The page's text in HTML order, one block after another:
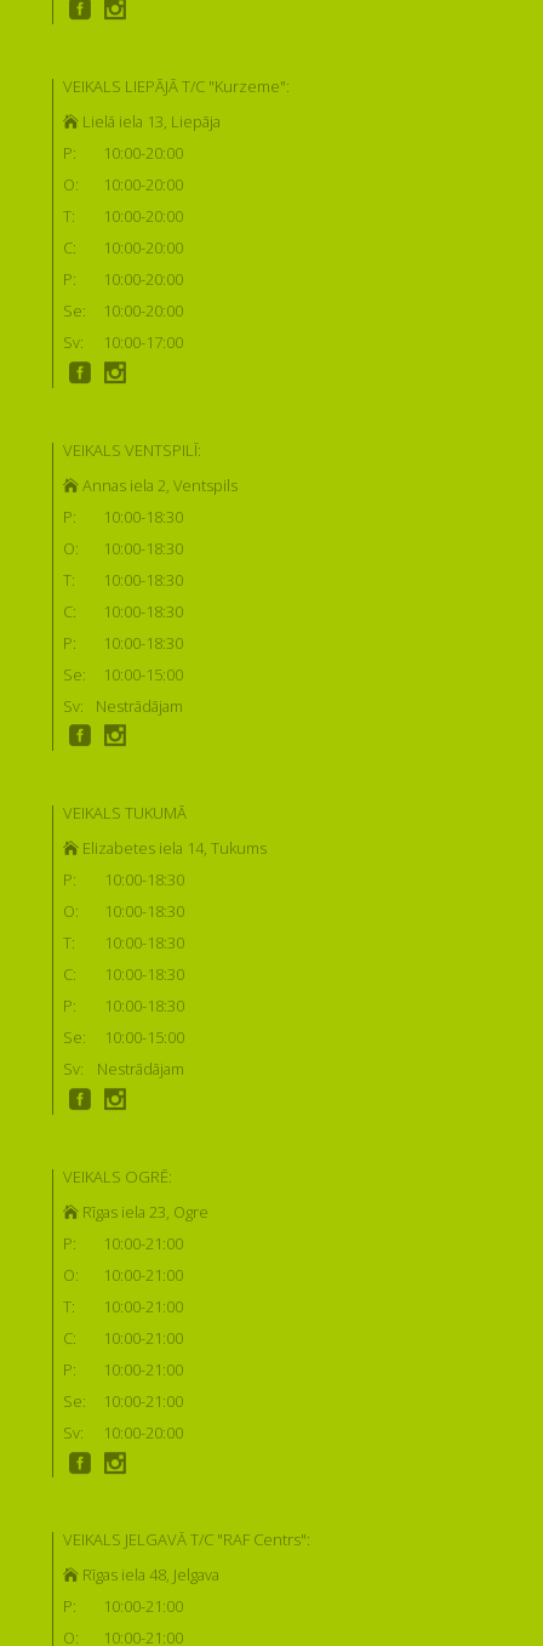
VEIKALS LIEPĀJĀ T/C "Kurzeme":
Lielā iela 13, Liepāja
P:
10:00-20:00
O:
10:00-20:00
T:
10:00-20:00
C:
10:00-20:00
P:
10:00-20:00
Se:
10:00-20:00
Sv:
10:00-17:00
VEIKALS VENTSPILĪ:
Annas iela 2, Ventspils
P:
10:00-18:30
O:
10:00-18:30
T:
10:00-18:30
C:
10:00-18:30
P:
10:00-18:30
Se:
10:00-15:00
Sv:
Nestrādājam
VEIKALS TUKUMĀ
Elizabetes iela 14, Tukums
P:
10:00-18:30
O:
10:00-18:30
T:
10:00-18:30
C:
10:00-18:30
P:
10:00-18:30
Se:
10:00-15:00
Sv:
Nestrādājam
VEIKALS OGRĒ:
Rīgas iela 23, Ogre
P:
10:00-21:00
O:
10:00-21:00
T:
10:00-21:00
C:
10:00-21:00
P:
10:00-21:00
Se:
10:00-21:00
Sv:
10:00-20:00
VEIKALS JELGAVĀ T/C "RAF Centrs":
Rīgas iela 48, Jelgava
P:
10:00-21:00
O:
10:00-21:00